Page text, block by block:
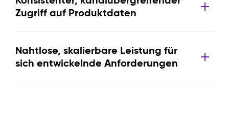
Zugriff auf Produktdaten
Nahtlose, skalierbare Leistung für
sich entwickelnde Anforderungen